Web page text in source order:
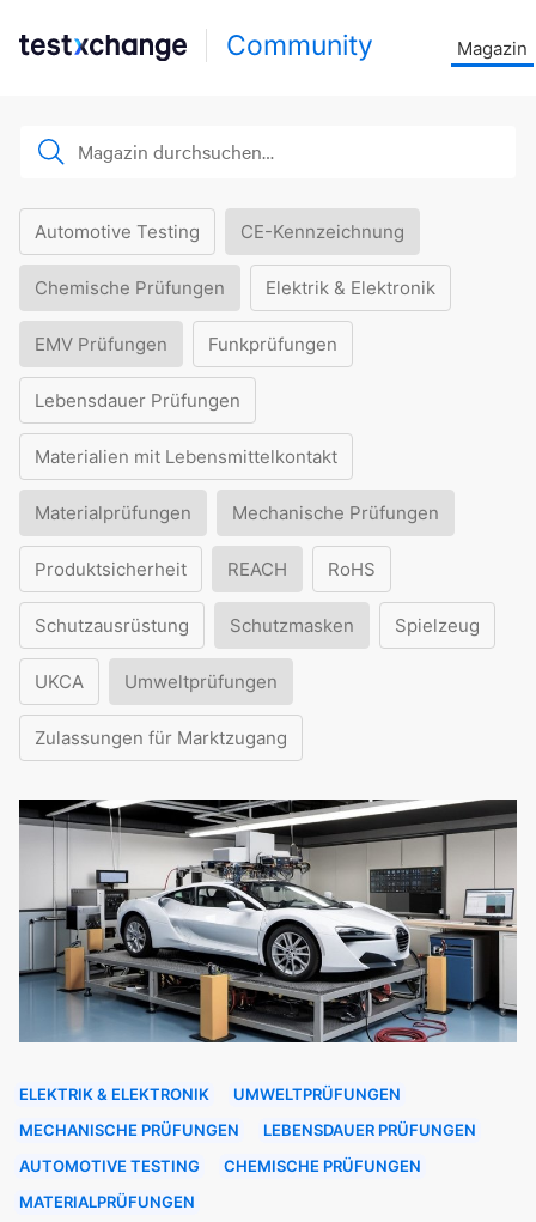
Community Magazin
Automotive Testing CE-Kennzeichnung
Chemische Prüfungen Elektrik & Elektronik
EMV Prüfungen Funkprüfungen
Lebensdauer Prüfungen
Materialien mit Lebensmittelkontakt
Materialprüfungen Mechanische Prüfungen
Produktsicherheit REACH RoHS
Schutzausrüstung Schutzmasken Spielzeug
UKCA Umweltprüfungen
Zulassungen für Marktzugang
ELEKTRIK & ELEKTRONIK
UMWELTPRÜFUNGEN
MECHANISCHE PRÜFUNGEN
LEBENSDAUER PRÜFUNGEN
AUTOMOTIVE TESTING
CHEMISCHE PRÜFUNGEN
MATERIALPRÜFUNGEN